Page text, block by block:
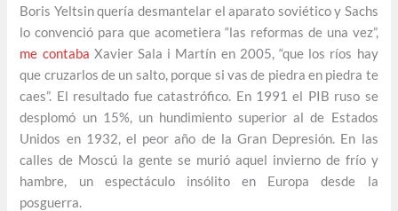
Boris Yeltsin quería desmantelar el aparato soviético y Sachs
lo convenció para que acometiera “las reformas de una vez”,
me contaba Xavier Sala i Martín en 2005, “que los ríos hay
que cruzarlos de un salto, porque si vas de piedra en piedra te
caes”. El resultado fue catastrófico. En 1991 el PIB ruso se
desplomó un 15%, un hundimiento superior al de Estados
Unidos en 1932, el peor año de la Gran Depresión. En las
calles de Moscú la gente se murió aquel invierno de frío y
hambre, un espectáculo insólito en Europa desde la
posguerra.